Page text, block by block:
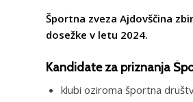
Športna zveza Ajdovščina
dosežke v letu 2024.
Kandidate za priznanja
klubi oziroma športna